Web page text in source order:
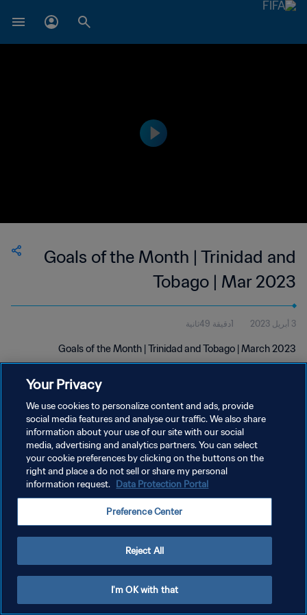
Goals of the Month | Trinidad and
Tobago | Mar 2023
3 أبريل 2023 1دقيقة 49ثانية
Goals of the Month | Trinidad and Tobago | March 2023
سياسة الخصوصية
شروط الخدمة
إدارة تفضيلات ملفات تعريف الارتباط
Your Privacy
We use cookies to personalize content and ads, provide
social media features and analyse our traffic. We also share
information about your use of our site with our social
media, advertising and analytics partners. You can select
your cookie preferences by clicking on the buttons on the
right and place a do not sell or share my personal
information request. Data Protection Portal
Preference Center
Reject All
I'm OK with that